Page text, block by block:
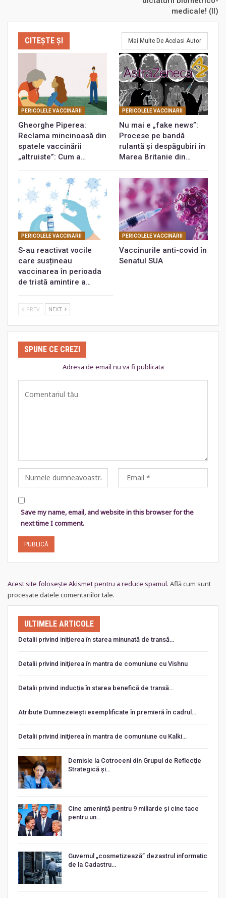
medicale! (II)
CITEȘTE ȘI Mai Multe De Acelasi Autor
PERICOLELE VACCINĂRII
Gheorghe Piperea:
Reclama mincinoasă din
spatele vaccinării
„altruiste”: Cum a…
PERICOLELE VACCINĂRII
Nu mai e „fake news”:
Procese pe bandă
rulantă și despăgubiri în
Marea Britanie din…
PERICOLELE VACCINĂRII
S-au reactivat vocile
care susțineau
vaccinarea în perioada
de tristă amintire a…
PERICOLELE VACCINĂRII
Vaccinurile anti-covid în
Senatul SUA
PREV NEXT
SPUNE CE CREZI
Adresa de email nu va fi publicata
Save my name, email, and website in this browser for the
next time I comment.
Acest site folosește Akismet pentru a reduce spamul. Află cum sunt
procesate datele comentariilor tale.
ULTIMELE ARTICOLE
Detalii privind inițierea în starea minunată de transă…
Detalii privind iniţierea în mantra de comuniune cu Vishnu
Detalii privind inducția în starea benefică de transă…
Atribute Dumnezeiești exemplificate în premieră în cadrul…
Detalii privind iniţierea în mantra de comuniune cu Kalki…
Demisie la Cotroceni din Grupul de Reflecție
Strategică și…
Cine amenință pentru 9 miliarde și cine tace
pentru un…
Guvernul „cosmetizează” dezastrul informatic
de la Cadastru…